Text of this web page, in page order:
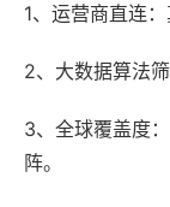
1、运营商直连：
2、大数据算法
3、全球覆盖度
阵。